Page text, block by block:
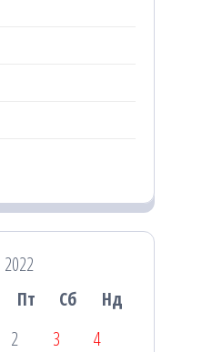
2022
Пт Сб
Нд
2 3
4